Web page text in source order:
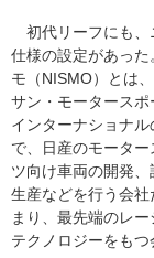
初代リーフにも、
仕様の設定があった
モ（NISMO）とは
サン・モータースポ
インターナショナル
で、日産のモーター
ツ向け車両の開発、
生産などを行う会社
まり、最先端のレー
テクノロジーをもつ